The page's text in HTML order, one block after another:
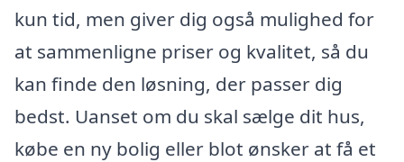
kun tid, men giver dig også mulighed for
at sammenligne priser og kvalitet, så du
kan finde den løsning, der passer dig
bedst. Uanset om du skal sælge dit hus,
købe en ny bolig eller blot ønsker at få et